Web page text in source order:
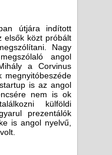
útjára indított
elsők közt próbált
Nagy
angol
a Corvinus
megnyitóbeszéde
is az angol
nem is ok
külföldi
prezentálók
is angol nyelvű,